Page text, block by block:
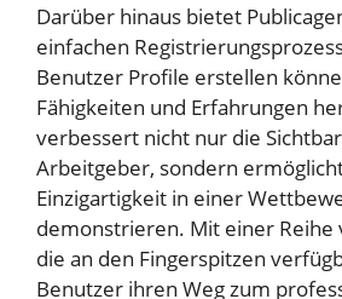
Darüber hinaus bietet
einfachen
Benutzer Profile erstellen
Fähigkeiten und Erfahrungen
verbessert nicht nur die
Arbeitgeber, sondern
Einzigartigkeit in einer
demonstrieren. Mit einer Reihe
die an den Fingerspitzen
Benutzer ihren Weg zum